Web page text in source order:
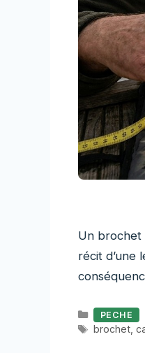
Un brochet
récit d’une
Catégories
PECHE
Étiquettes
brochet,